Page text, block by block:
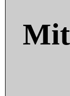
Mit